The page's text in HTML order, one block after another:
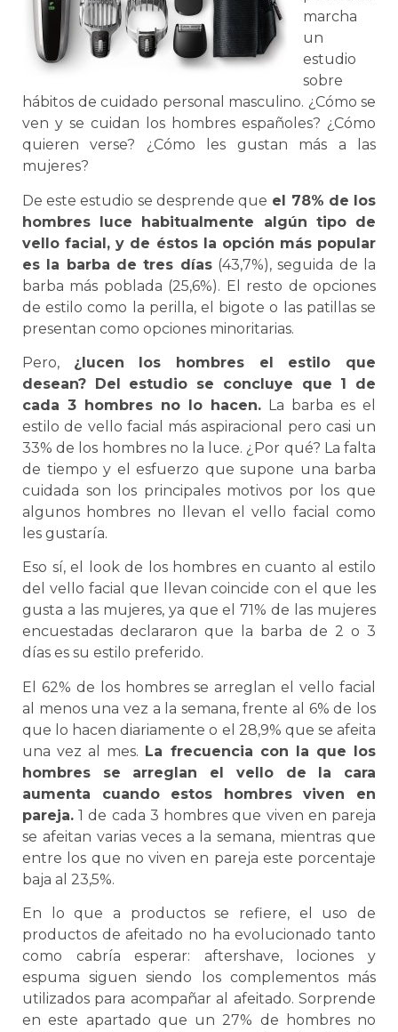
marcha
un
estudio
sobre
hábitos de cuidado personal masculino. ¿Cómo se
ven y se cuidan los hombres españoles? ¿Cómo
quieren verse? ¿Cómo les gustan más a las
mujeres?
De este estudio se desprende que el 78% de los
hombres luce habitualmente algún tipo de
vello facial, y de éstos la opción más popular
es la barba de tres días(43,7%), seguida de la
barba más poblada (25,6%). El resto de opciones
de estilo como la perilla, el bigote o las patillas se
presentan como opciones minoritarias.
Pero, ¿lucen los hombres el estilo que
desean? Del estudio se concluye que 1 de
cada 3 hombres no lo hacen. La barba es el
estilo de vello facial más aspiracional pero casi un
33% de los hombres no la luce. ¿Por qué? La falta
de tiempo y el esfuerzo que supone una barba
cuidada son los principales motivos por los que
algunos hombres no llevan el vello facial como
les gustaría.
Eso sí, el look de los hombres en cuanto al estilo
del vello facial que llevan coincide con el que les
gusta a las mujeres, ya que el 71% de las mujeres
encuestadas declararon que la barba de 2 o 3
días es su estilo preferido.
El 62% de los hombres se arreglan el vello facial
al menos una vez a la semana, frente al 6% de los
que lo hacen diariamente o el 28,9% que se afeita
una vez al mes. La frecuencia con la que los
hombres se arreglan el vello de la cara
aumenta cuando estos hombres viven en
pareja. 1 de cada 3 hombres que viven en pareja
se afeitan varias veces a la semana, mientras que
entre los que no viven en pareja este porcentaje
baja al 23,5%.
En lo que a productos se refiere, el uso de
productos de afeitado no ha evolucionado tanto
como cabría esperar: aftershave, lociones y
espuma siguen siendo los complementos más
utilizados para acompañar al afeitado. Sorprende
en este apartado que un 27% de hombres no